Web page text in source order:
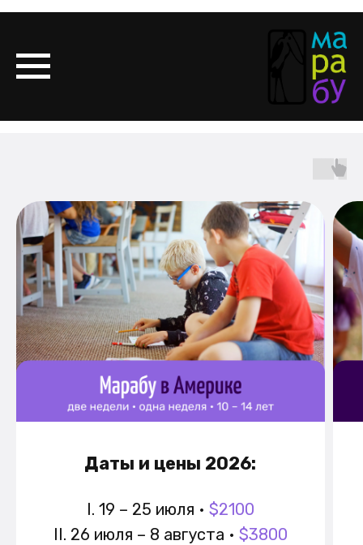
Даты и цены 2026:
I. 19 – 25 июля • $2100
II. 26 июля – 8 августа • $3800